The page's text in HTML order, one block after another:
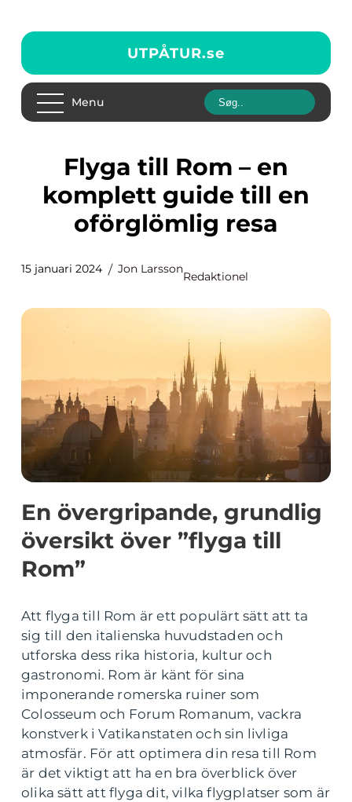
UTPÅTUR.se
Menu
Flyga till Rom – en
komplett guide till en
oförglömlig resa
15 januari 2024 Jon Larsson
Redaktionel
En övergripande, grundlig
översikt över ”flyga till
Rom”
Att flyga till Rom är ett populärt sätt att ta
sig till den italienska huvudstaden och
utforska dess rika historia, kultur och
gastronomi. Rom är känt för sina
imponerande romerska ruiner som
Colosseum och Forum Romanum, vackra
konstverk i Vatikanstaten och sin livliga
atmosfär. För att optimera din resa till Rom
är det viktigt att ha en bra överblick över
olika sätt att flyga dit, vilka flygplatser som är